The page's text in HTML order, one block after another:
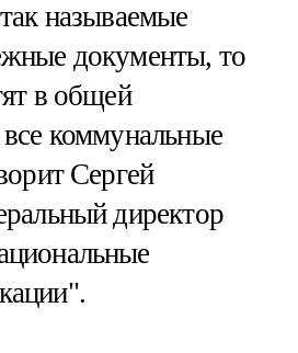
называемые
документы, то
в общей
коммунальные
Сергей
директор